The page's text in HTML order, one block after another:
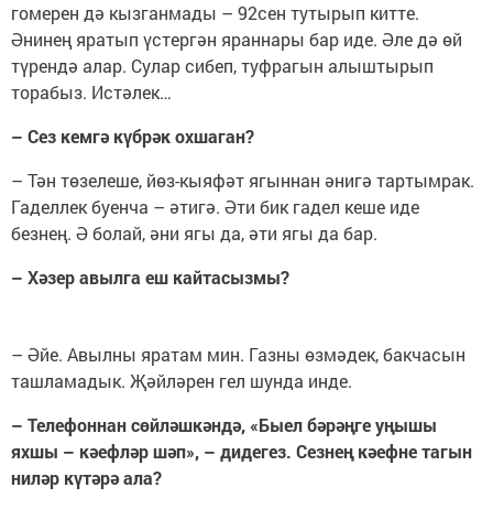
гомерен дә кызганмады – 92сен тутырып китте.
Әнинең яратып үстергән яраннары бар иде. Әле дә өй
түрендә алар. Сулар сибеп, туфрагын алыштырып
торабыз. Истәлек…
– Сез кемгә күбрәк охшаган?
– Тән төзелеше, йөз-кыяфәт ягыннан әнигә тартымрак.
Гаделлек буенча – әтигә. Әти бик гадел кеше иде
безнең. Ә болай, әни ягы да, әти ягы да бар.
– Хәзер авылга еш кайтасызмы?
– Әйе. Авылны яратам мин. Газны өзмәдек, бакчасын
ташламадык. Җәйләрен гел шунда инде.
– Телефоннан сөйләшкәндә, «Быел бәрәңге уңышы
яхшы – кәефләр шәп», – дидегез. Сезнең кәефне тагын
ниләр күтәрә ала?